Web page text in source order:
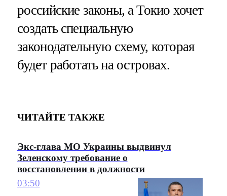
российские законы, а Токио хочет
создать специальную
законодательную схему, которая
будет работать на островах.
ЧИТАЙТЕ ТАКЖЕ
Экс-глава МО Украины выдвинул
Зеленскому требование о
восстановлении в должности
03:50